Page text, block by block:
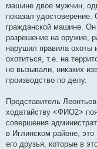
машине двое мужчин,
показал
гражданской машине. Он
разрешение на оружие,
нарушил правила охоты
охотиться, т.е. на
не вызывали, никаких
производство по делу.
Представитель
ходатайству <ФИО2>
совершения
в Иглинском районе,
его друзья, которые в